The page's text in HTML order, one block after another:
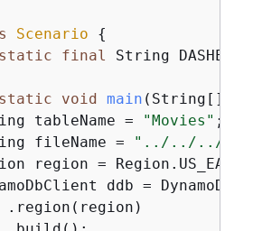
Scenario
{
static final String DASHES
static void main (String[]
tableName =
"Movies" ;
fileName =
"../../../
region =
ddb =
.region(region)